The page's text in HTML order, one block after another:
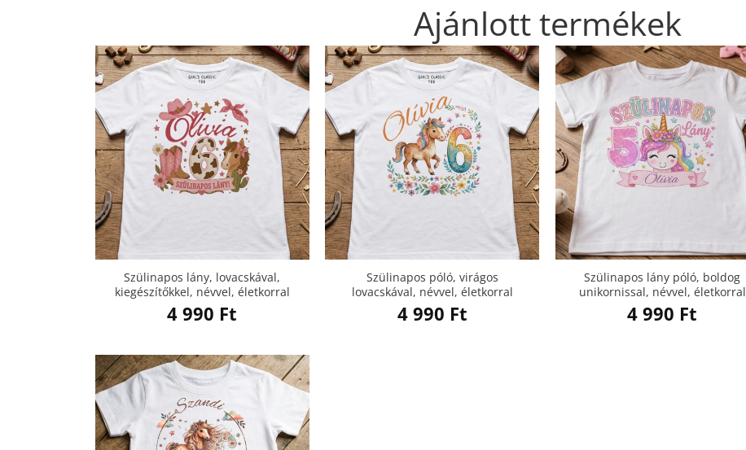
Ajánlott termékek
Szülinapos lány, lovacskával,
kiegészítőkkel, névvel, életkorral
4 990 Ft
Szülinapos póló, virágos
lovacskával, névvel, életkorral
4 990 Ft
Szülinapos lány póló, boldog
unikornissal, névvel, életkorral
4 990 Ft